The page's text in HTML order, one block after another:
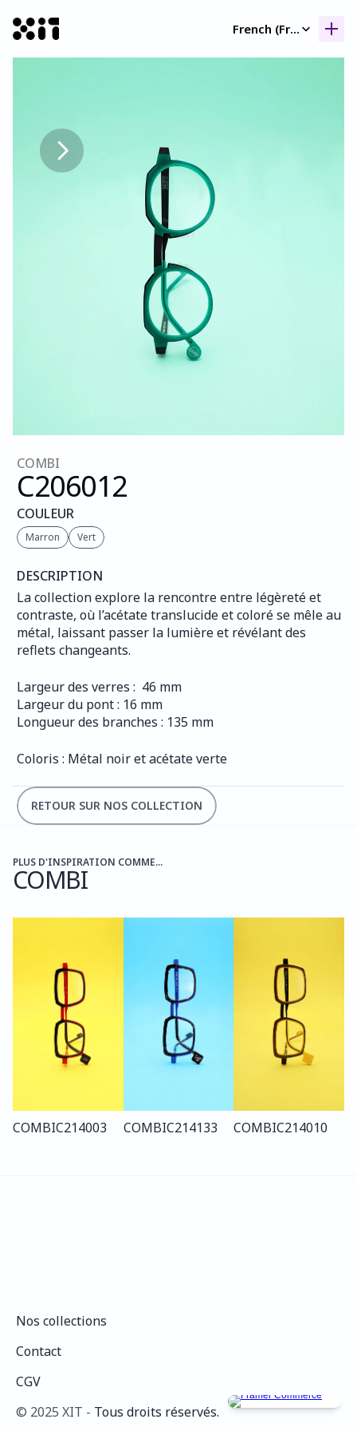
French (France)
COMBI
C206012
COULEUR
Marron Vert
DESCRIPTION
La collection explore la rencontre entre légèreté et
contraste, où l’acétate translucide et coloré se mêle au
métal, laissant passer la lumière et révélant des
reflets changeants.
Largeur des verres :  46 mm
Largeur du pont : 16 mm
Longueur des branches : 135 mm
Coloris : Métal noir et acétate verte
RETOUR SUR NOS COLLECTION
PLUS D'INSPIRATION COMME...
COMBI
COMBIC214003 COMBIC214133 COMBIC214010
©️ 2025 XIT - Tous droits réservés.
Nos collections
Contact
CGV